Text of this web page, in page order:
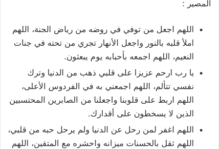
المصير :
اللهم اجعل من توفي في روضه من رياض الجنة، اللهم
املأ قلبه بالنور واجعل الأنهار تجري من تحته في جنات
النعيم، اللهم اجمعه بأحبابه يوم يبعثون.
يا رب ارحم عزيزا على قلبي ذهب من الدنيا وترك
نفسي تتألم، اللهم اجمعني به في الفردوس الأعلى،
اللهم اربط على قلوبنا واجعلنا من الصابرين المحتسبين
الذين لا يسخطون على أقدارك.
اللهم اغفر لمن رحل عن الدنيا ولم يرحل حبه من قلبي،
اللهم ثقل بالحسنات ميزانه واحشره مع المتقين، اللهم